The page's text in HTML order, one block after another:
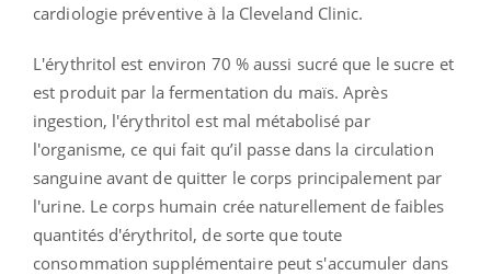
cardiologie préventive à la Cleveland Clinic.
L'érythritol est environ 70 % aussi sucré que le sucre et
est produit par la fermentation du maïs. Après
ingestion, l'érythritol est mal métabolisé par
l'organisme, ce qui fait qu’il passe dans la circulation
sanguine avant de quitter le corps principalement par
l'urine. Le corps humain crée naturellement de faibles
quantités d'érythritol, de sorte que toute
consommation supplémentaire peut s'accumuler dans